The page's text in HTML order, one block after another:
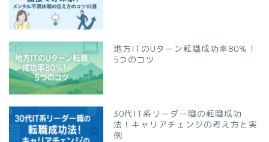
地方ITのUターン転職成功率80％！
5つのコツ
30代IT系リーダー職の転職成功
法！キャリアチェンジの考え方と実
例